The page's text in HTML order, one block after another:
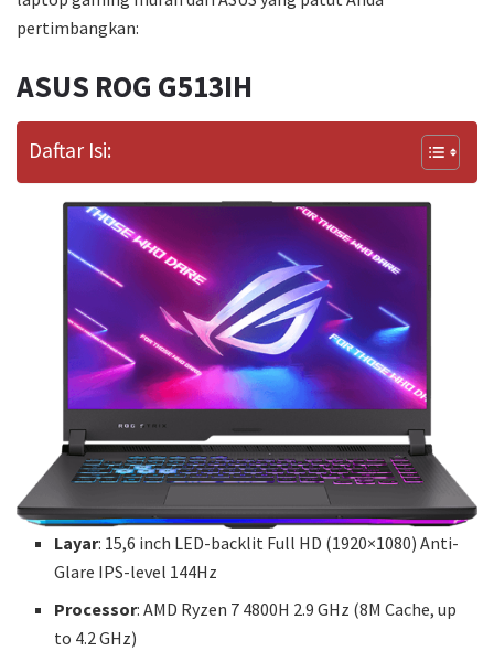
pertimbangkan:
ASUS ROG G513IH
Daftar Isi:
Layar: 15,6 inch LED-backlit Full HD (1920×1080) Anti-
Glare IPS-level 144Hz
Processor: AMD Ryzen 7 4800H 2.9 GHz (8M Cache, up
to 4.2 GHz)